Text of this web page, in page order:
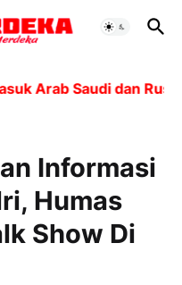
Arab Saudi dan Rusia,
Informasi
Humas
Show Di